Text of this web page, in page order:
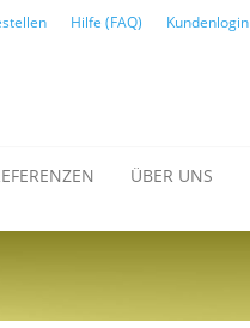
Hilfe (FAQ) Kundenlogin
ÜBER UNS